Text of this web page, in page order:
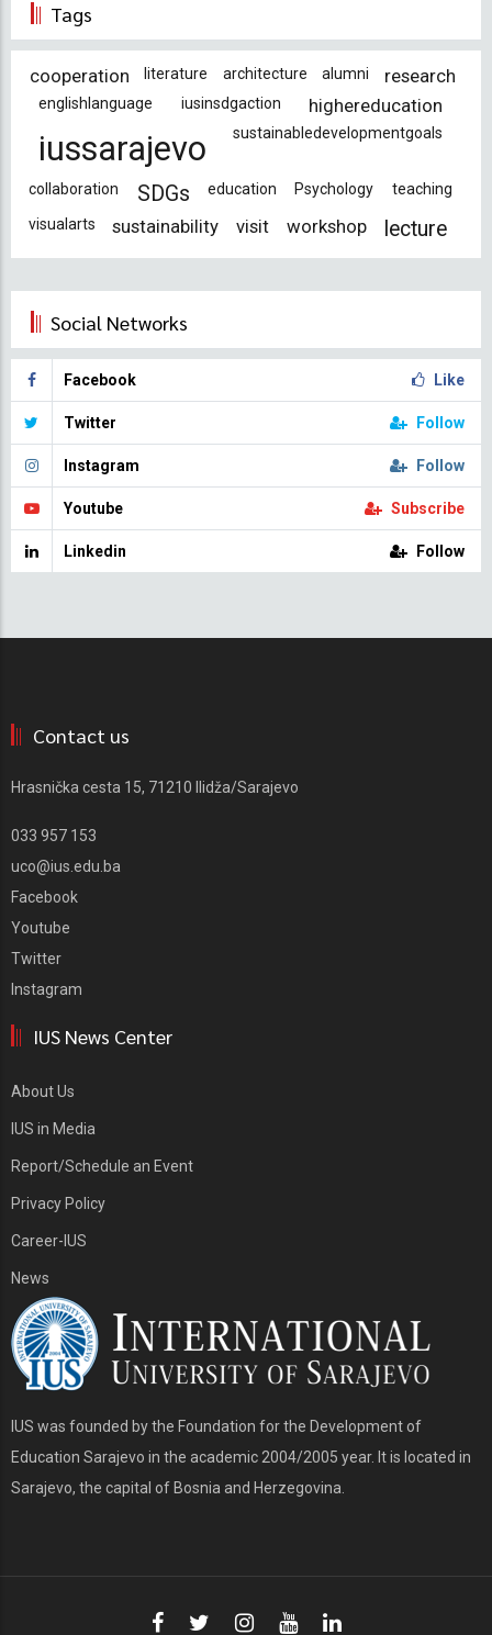
Tags
cooperation literature architecture alumni research
englishlanguage iusinsdgaction highereducation
iussarajevo sustainabledevelopmentgoals
collaboration SDGs education Psychology
teaching
visualarts
sustainability visit workshop lecture
Social Networks
Facebook Like
Twitter Follow
Instagram Follow
Youtube Subscribe
Linkedin Follow
Contact us
Hrasnička cesta 15, 71210 Ilidža/Sarajevo
033 957 153
uco@ius.edu.ba
Facebook
Youtube
Twitter
Instagram
IUS News Center
About Us
IUS in Media
Report/Schedule an Event
Privacy Policy
Career-IUS
News
IUS was founded by the Foundation for the Development of
Education Sarajevo in the academic 2004/2005 year. It is located in
Sarajevo, the capital of Bosnia and Herzegovina.